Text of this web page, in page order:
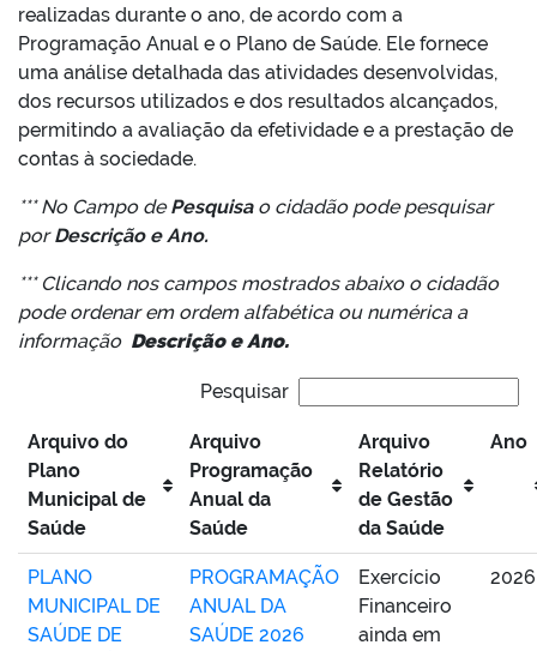
realizadas durante o ano, de acordo com a
Programação Anual e o Plano de Saúde. Ele fornece
uma análise detalhada das atividades desenvolvidas,
dos recursos utilizados e dos resultados alcançados,
permitindo a avaliação da efetividade e a prestação de
contas à sociedade.
*** No Campo dePesquisa o cidadão pode pesquisar
porDescrição e Ano.
*** Clicando nos campos mostrados abaixo o cidadão
pode ordenar em ordem alfabética ou numérica a
informação Descrição e Ano.
Pesquisar
Arquivo do
Plano
Municipal de
Saúde
Arquivo
Programação
Anual da
Saúde
Arquivo
Relatório
de Gestão
da Saúde
Ano
PLANO
MUNICIPAL DE
SAÚDE DE
PROGRAMAÇÃO
ANUAL DA
SAÚDE 2026
Exercício
Financeiro
ainda em
2026